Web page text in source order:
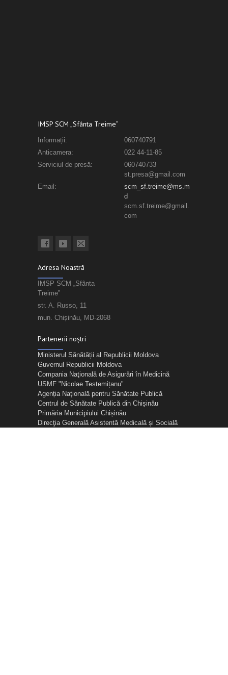
IMSP SCM „Sfânta Treime”
Informații:
060740791
Anticamera:
022 44-11-85
Serviciul de presă:
060740733
st.presa@gmail.com
Email:
scm_sf.treime@ms.m
d
scm.sf.treime@gmail.
com
Adresa Noastră
IMSP SCM „Sfânta
Treime”
str. A. Russo, 11
mun. Chișinău, MD-2068
Partenerii noștri
Ministerul Sănătății al Republicii Moldova
Guvernul Republicii Moldova
Compania Naţională de Asigurări în Medicină
USMF "Nicolae Testemițanu"
Agenția Națională pentru Sănătate Publică
Centrul de Sănătate Publică din Chișinău
Primăria Municipiului Chișinău
Direcţia Generală Asistentă Medicală și Socială